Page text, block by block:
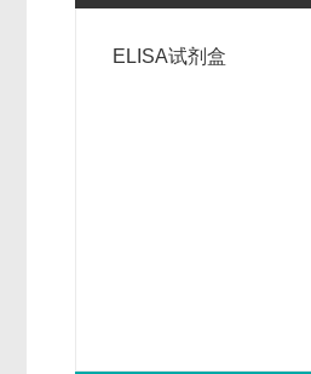
ELISA试剂盒